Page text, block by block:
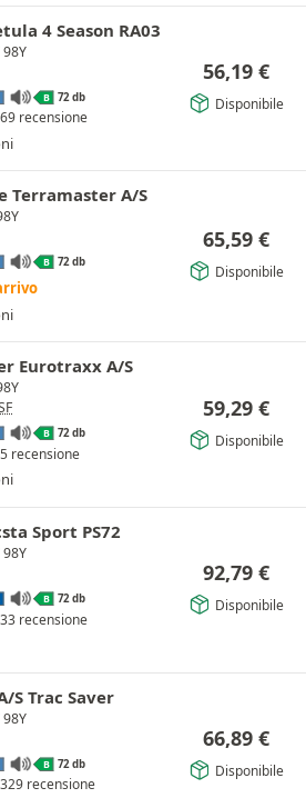
4 Season RA03
B 72 db
recensione
56,19 €
Disponibile
Terramaster A/S
B 72 db
65,59 €
Disponibile
Eurotraxx A/S
B 72 db
recensione
59,29 €
Disponibile
Sport PS72
B 72 db
recensione
92,79 €
Disponibile
S Trac Saver
B 72 db
recensione
66,89 €
Disponibile